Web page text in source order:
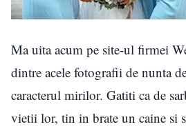
Ma uita acum pe site-ul firmei
dintre acele fotografii de nunta
caracterul mirilor. Gatiti ca de
vietii lor, tin in brate un caine si